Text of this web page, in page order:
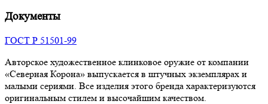
Документы
ГОСТ Р 51501-99
Авторское художественное клинковое оружие от компании
«Северная Корона» выпускается в штучных экземплярах и
малыми сериями. Все изделия этого бренда характеризуются
оригинальным стилем и высочайшим качеством.